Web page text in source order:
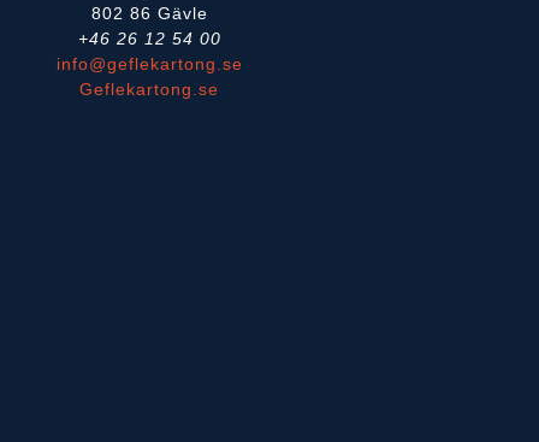
802 86 Gävle
+46 26 12 54 00
info@geflekartong.se
Geflekartong.se